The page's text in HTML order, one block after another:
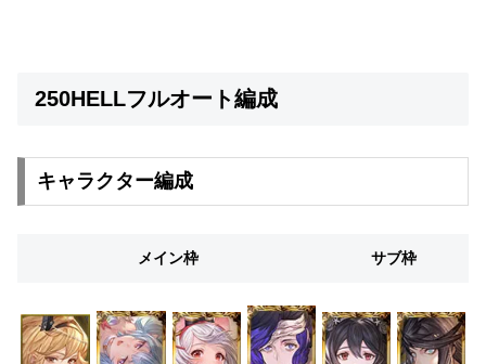
250HELLフルオート編成
キャラクター編成
メイン枠 サブ枠